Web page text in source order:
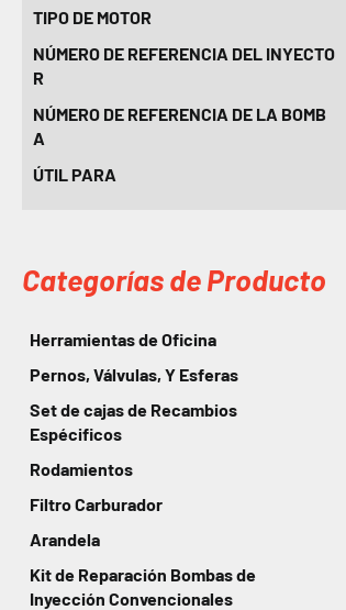
TIPO DE MOTOR
NÚMERO DE REFERENCIA DEL INYECTO
R
NÚMERO DE REFERENCIA DE LA BOMB
A
ÚTIL PARA
Categorías de Producto
Herramientas de Oficina
Pernos, Válvulas, Y Esferas
Set de cajas de Recambios
Espécificos
Rodamientos
Filtro Carburador
Arandela
Kit de Reparación Bombas de
Inyección Convencionales